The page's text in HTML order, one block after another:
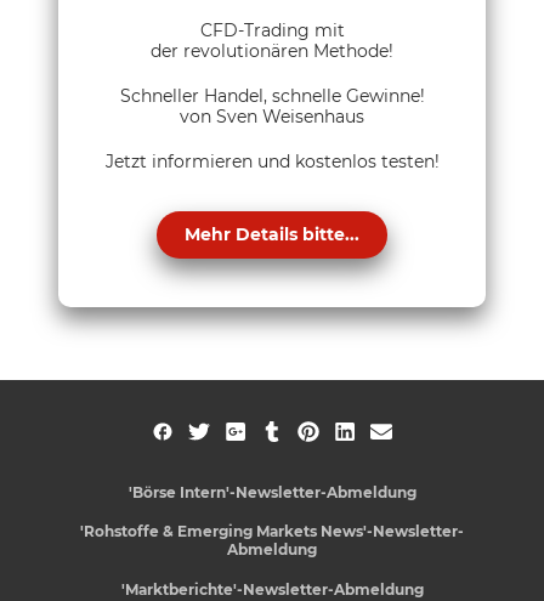
CFD-Trading mit
der revolutionären Methode!
Schneller Handel, schnelle Gewinne!
von Sven Weisenhaus
Jetzt informieren und kostenlos testen!
Mehr Details bitte...
'Börse Intern'-Newsletter-Abmeldung
'Rohstoffe & Emerging Markets News'-Newsletter-
Abmeldung
'Marktberichte'-Newsletter-Abmeldung